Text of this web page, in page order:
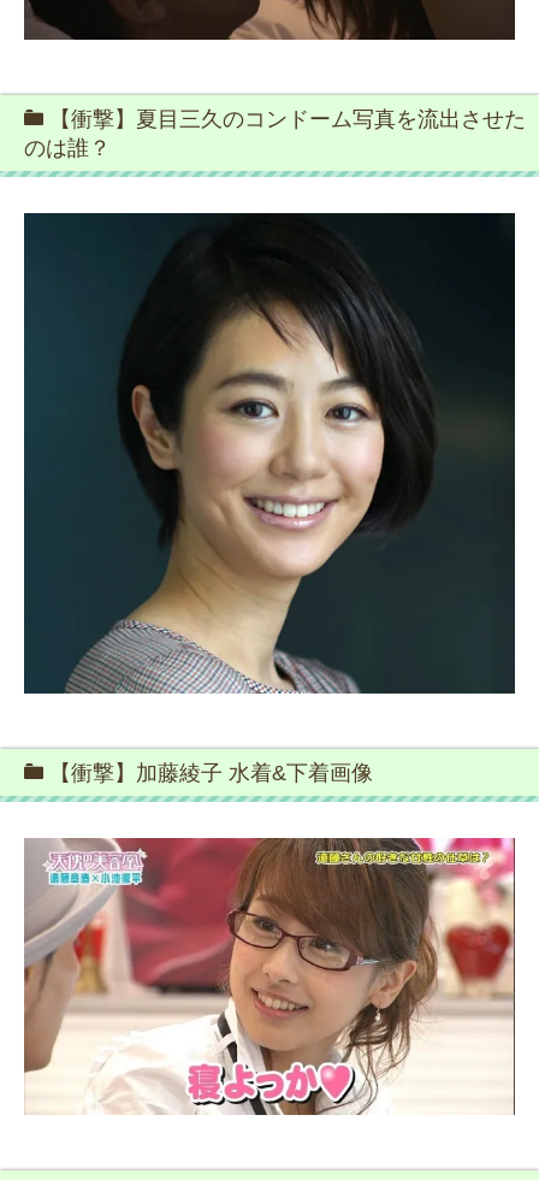
【衝撃】夏目三久のコンドーム写真を流出させた
のは誰？
【衝撃】加藤綾子 水着&下着画像